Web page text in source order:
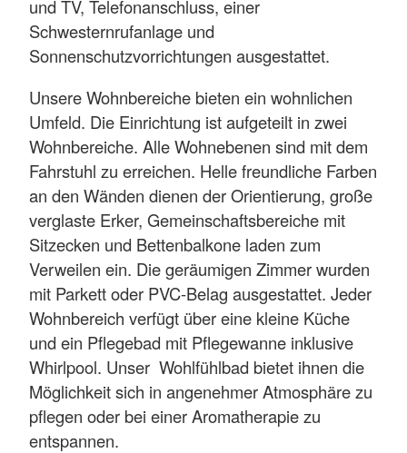
und TV, Telefonanschluss, einer
Schwesternrufanlage und
Sonnenschutzvorrichtungen ausgestattet.
Unsere Wohnbereiche bieten ein wohnlichen
Umfeld. Die Einrichtung ist aufgeteilt in zwei
Wohnbereiche. Alle Wohnebenen sind mit dem
Fahrstuhl zu erreichen. Helle freundliche Farben
an den Wänden dienen der Orientierung, große
verglaste Erker, Gemeinschaftsbereiche mit
Sitzecken und Bettenbalkone laden zum
Verweilen ein. Die geräumigen Zimmer wurden
mit Parkett oder PVC-Belag ausgestattet. Jeder
Wohnbereich verfügt über eine kleine Küche
und ein Pflegebad mit Pflegewanne inklusive
Whirlpool. Unser Wohlfühlbad bietet ihnen die
Möglichkeit sich in angenehmer Atmosphäre zu
pflegen oder bei einer Aromatherapie zu
entspannen.